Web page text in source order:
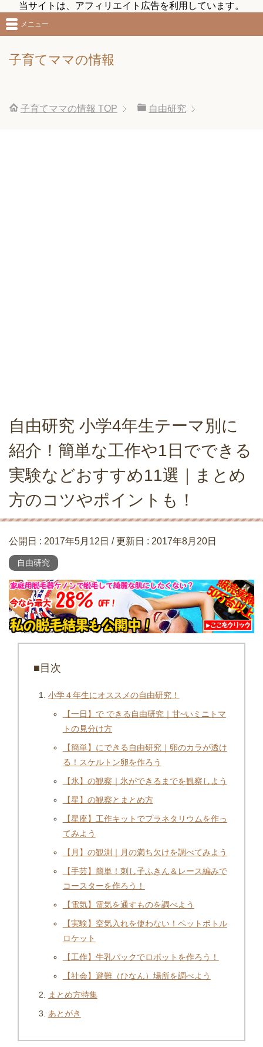
当サイトは、アフィリエイト広告を利用しています。
子育てママの情報
メニュー
子育てママの情報 TOP 自由研究
自由研究 小学4年生テーマ別に
紹介！簡単な工作や1日でできる
実験などおすすめ11選｜まとめ
方のコツやポイントも！
公開日 : 2017年5月12日 / 更新日 : 2017年8月20日
自由研究
■目次
小学４年生にオススメの自由研究！
【一日】で できる自由研究｜甘~いミニトマ
トの見分け方
【簡単】にできる自由研究｜卵のカラが透け
る！スケルトン卵を作ろう
【氷】の観察｜氷ができるまでを観察しよう
【星】の観察とまとめ方
【星座】工作キットでプラネタリウムを作っ
てみよう
【月】の観測｜月の満ち欠けを調べてみよう
【手芸】簡単！刺し子ふきん＆レース編みで
コースターを作ろう！
【電気】電気を通すものを調べよう
【実験】空気入れを使わない！ペットボトル
ロケット
【工作】牛乳パックでロボットを作ろう！
【社会】避難（ひなん）場所を調べよう
まとめ方特集
あとがき